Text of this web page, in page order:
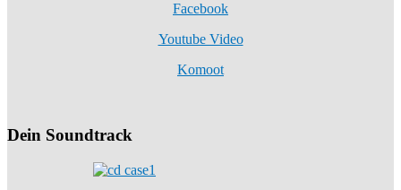
Facebook
Youtube Video
Komoot
Dein Soundtrack